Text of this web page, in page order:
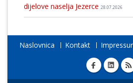
dijelove naselja Jezerce 28.07.2026
Naslovnica Kontakt